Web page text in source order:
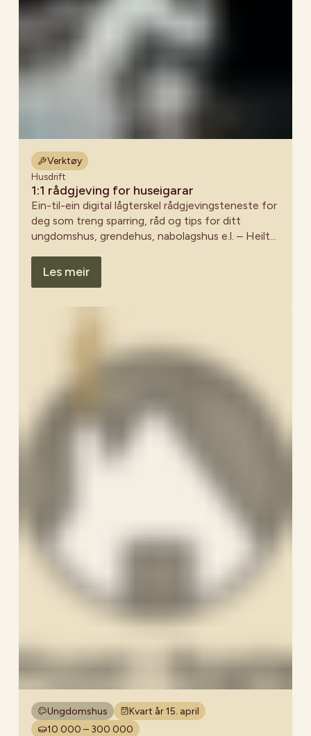
Verktøy
Husdrift
1:1 rådgjeving for huseigarar
Ein-til-ein digital lågterskel rådgjevingsteneste for
deg som treng sparring, råd og tips for ditt
ungdomshus, grendehus, nabolagshus e.l. – Heilt
Les meir
Ungdomshus
Kvart år 15. april
10 000 – 300 000